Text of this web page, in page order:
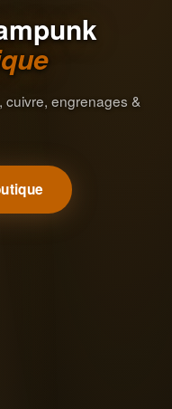
engrenages &